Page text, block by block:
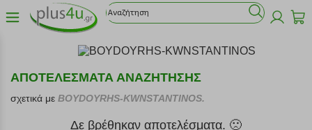
ΑΠΟΤΕΛΕΣΜΑΤΑ ΑΝΑΖΗΤΗΣΗΣ
σχετικά με BOYDOYRHS-KWNSTANTINOS.
Δε βρέθηκαν αποτελέσματα. 🙁